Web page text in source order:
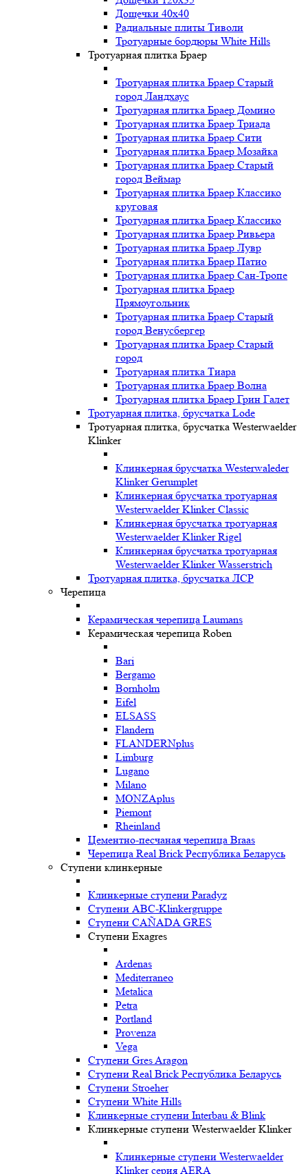
Дощечки 40x40
Радиальные плиты Тиволи
Тротуарные бордюры White Hills
Тротуарная плитка Браер
Тротуарная плитка Браер Старый
город Ландхаус
Тротуарная плитка Браер Домино
Тротуарная плитка Браер Триада
Тротуарная плитка Браер Сити
Тротуарная плитка Браер Мозайка
Тротуарная плитка Браер Старый
город Веймар
Тротуарная плитка Браер Классико
круговая
Тротуарная плитка Браер Классико
Тротуарная плитка Браер Ривьера
Тротуарная плитка Браер Лувр
Тротуарная плитка Браер Патио
Тротуарная плитка Браер Сан-Тропе
Тротуарная плитка Браер
Прямоугольник
Тротуарная плитка Браер Старый
город Венусбергер
Тротуарная плитка Браер Старый
город
Тротуарная плитка Тиара
Тротуарная плитка Браер Волна
Тротуарная плитка Браер Грин Галет
Тротуарная плитка, брусчатка Lode
Тротуарная плитка, брусчатка Westerwaelder
Klinker
Клинкерная брусчатка Westerwaleder
Klinker Gerumplet
Клинкерная брусчатка тротуарная
Westerwaelder Klinker Classic
Клинкерная брусчатка тротуарная
Westerwaelder Klinker Rigel
Клинкерная брусчатка тротуарная
Westerwaelder Klinker Wasserstrich
Тротуарная плитка, брусчатка ЛСР
Черепица
Керамическая черепица Laumans
Керамическая черепица Roben
Bari
Bergamo
Bornholm
Eifel
ELSASS
Flandern
FLANDERNplus
Limburg
Lugano
Milano
MONZAplus
Piemont
Rheinland
Цементно-песчаная черепица Braas
Черепица Real Brick Республика Беларусь
Ступени клинкерные
Клинкерные ступени Paradyz
Ступени ABC-Klinkergruppe
Ступени CAÑADA GRES
Ступени Exagres
Ardenas
Mediterraneo
Metalica
Petra
Portland
Provenza
Vega
Ступени Gres Aragon
Ступени Real Brick Республика Беларусь
Ступени Stroeher
Ступени White Hills
Клинкерные ступени Interbau & Blink
Клинкерные ступени Westerwaelder Klinker
Клинкерные ступени Westerwaelder
Klinker серия AERA